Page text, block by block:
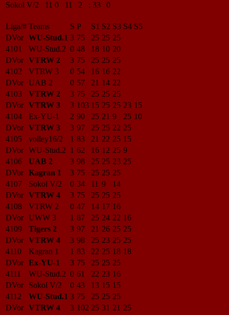
Sokol V/2
11 0 11 2 : 33 0
Liga/# Teams S P S1 S2 S3 S4 S5
DVor WU-Stud.1 3 75 25 25 25
4101
WU-Stud.2 0 48 18 10 20
DVor VTRW 2 3 75 25 25 25
4102
VTRW 3 0 54 16 16 22
DVor UAB 2 0 57 21 14 22
4103
VTRW 2 3 75 25 25 25
DVor VTRW 3 3 103 15 25 25 23 15
4104
Ex-YU-1 2 90 25 21 9 25 10
DVor VTRW 3 3 97 25 25 22 25
4105
volley16/2 1 83 21 22 25 15
DVor WU-Stud.2 1 62 16 12 25 9
4106
UAB 2 3 98 25 25 23 25
DVor Kagran 1 3 75 25 25 25
4107
Sokol V/2 0 34 11 9
14
DVor VTRW 4 3 75 25 25 25
4108
VTRW 2 0 47 14 17 16
DVor UWW 3 1 87 25 24 22 16
4109
Tigers 2 3 97 21 26 25 25
DVor VTRW 4 3 98 25 23 25 25
4110
Kagran 1 1 83 22 25 18 18
DVor Ex-YU-1 3 75 25 25 25
4111
WU-Stud.2 0 61 22 23 16
DVor
Sokol V/2 0 43 13 15 15
4112
WU-Stud.1 3 75 25 25 25
DVor VTRW 4 3 102 25 31 21 25